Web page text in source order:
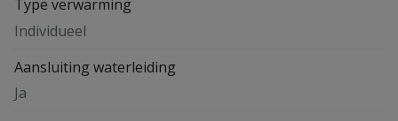
Type verwarming
Individueel
Aansluiting waterleiding
Ja